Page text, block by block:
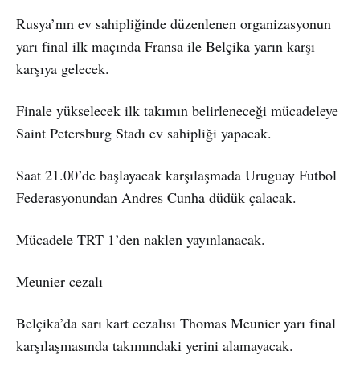
Rusya’nın ev sahipliğinde düzenlenen organizasyonun
yarı final ilk maçında Fransa ile Belçika yarın karşı
karşıya gelecek.
Finale yükselecek ilk takımın belirleneceği mücadeleye
Saint Petersburg Stadı ev sahipliği yapacak.
Saat 21.00’de başlayacak karşılaşmada Uruguay Futbol
Federasyonundan Andres Cunha düdük çalacak.
Mücadele TRT 1’den naklen yayınlanacak.
Meunier cezalı
Belçika’da sarı kart cezalısı Thomas Meunier yarı final
karşılaşmasında takımındaki yerini alamayacak.